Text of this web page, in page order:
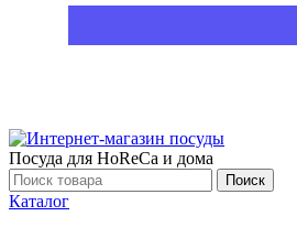
Посуда для HoReCa и дома
Поиск
Каталог